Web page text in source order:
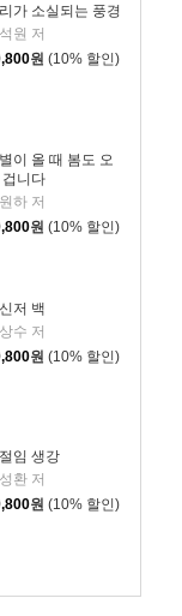
가 소실되는 풍경
원 저
원 (10% 할인)
이 올 때 봄도 오
겁니다
하 저
원 (10% 할인)
저 백
수 저
원 (10% 할인)
임 생강
환 저
원 (10% 할인)